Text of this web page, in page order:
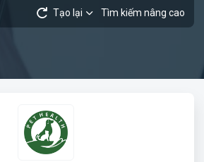
Tạo lại Tìm kiếm nâng cao